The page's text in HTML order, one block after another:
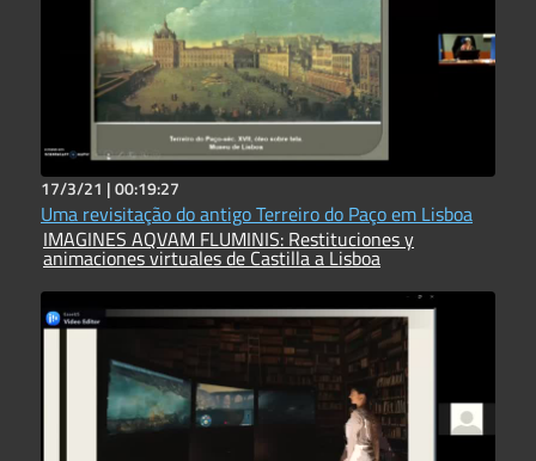
17/3/21 |00:19:27
Uma revisitação do antigo Terreiro do Paço em Lisboa
IMAGINES AQVAM FLUMINIS: Restituciones y
animaciones virtuales de Castilla a Lisboa